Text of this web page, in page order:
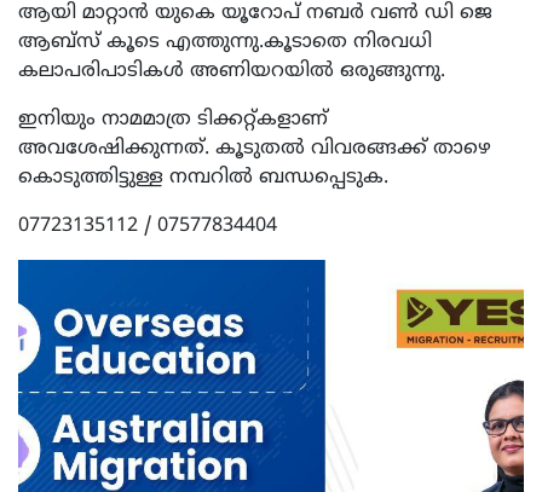
ആയി മാറ്റാൻ യുകെ യൂറോപ് നബർ വൺ ഡി ജെ
ആബ്സ് കൂടെ എത്തുന്നു.കൂടാതെ നിരവധി
കലാപരിപാടികൾ അണിയറയിൽ ഒരുങ്ങുന്നു.
ഇനിയും നാമമാത്ര ടിക്കറ്റ്‌കളാണ്
അവശേഷിക്കുന്നത്. കൂടുതൽ വിവരങ്ങക്ക് താഴെ
കൊടുത്തിട്ടുള്ള നമ്പറിൽ ബന്ധപ്പെടുക.
07723135112 / 07577834404